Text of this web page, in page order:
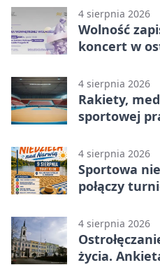
4 sierpnia 2026
Wolność
koncert w
4 sierpnia 2026
Rakiety,
sportowej
4 sierpnia 2026
Sportowa
połączy
4 sierpnia 2026
życia.